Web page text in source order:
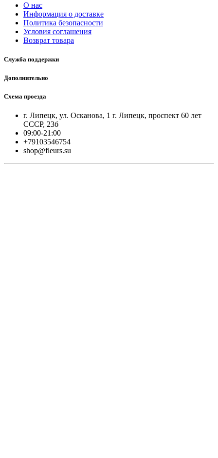
О нас
Информация о доставке
Политика безопасности
Условия соглашения
Возврат товара
Служба поддержки
Дополнительно
Схема проезда
г. Липецк, ул. Осканова, 1 г. Липецк, проспект 60 лет
СССР, 23б
09:00-21:00
+79103546754
shop@fleurs.su